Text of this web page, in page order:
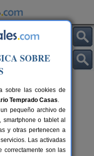
de Anero
SOBRE
sobre las cookies de
Temprado Casas.
pequeño archivo de
o tablet al
y otras pertenecen a
Las activadas
correctamente son las